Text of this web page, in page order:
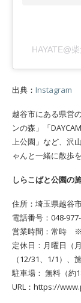
HAYATE@
出典： Instagram
越谷市にある県営
ンの森」「
上公園」など、沢
ゃんと一緒に散歩
しらこばと公園の
住所：埼玉県越谷
電話番号：048-
営業時間：常時 ※
定休日：月曜日（
（12/31、1/1）、
駐車場： 無料（
URL：https://